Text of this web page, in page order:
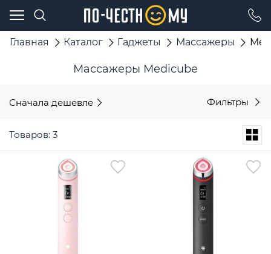
Главная Каталог Гаджеты Массажеры
Массажеры Medicube
Сначала дешевле Фильтры
Товаров: 3